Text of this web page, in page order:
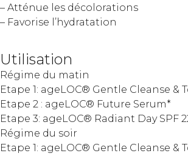
– Atténue les décolorations
– Favorise l’hydratation
Utilisation
Régime du matin
Etape 1: ageLOC® Gentle Cleanse &
Etape 2 : ageLOC® Future Serum*
Etape 3: ageLOC® Radiant Day SPF
Régime du soir
Etape 1: ageLOC® Gentle Cleanse &